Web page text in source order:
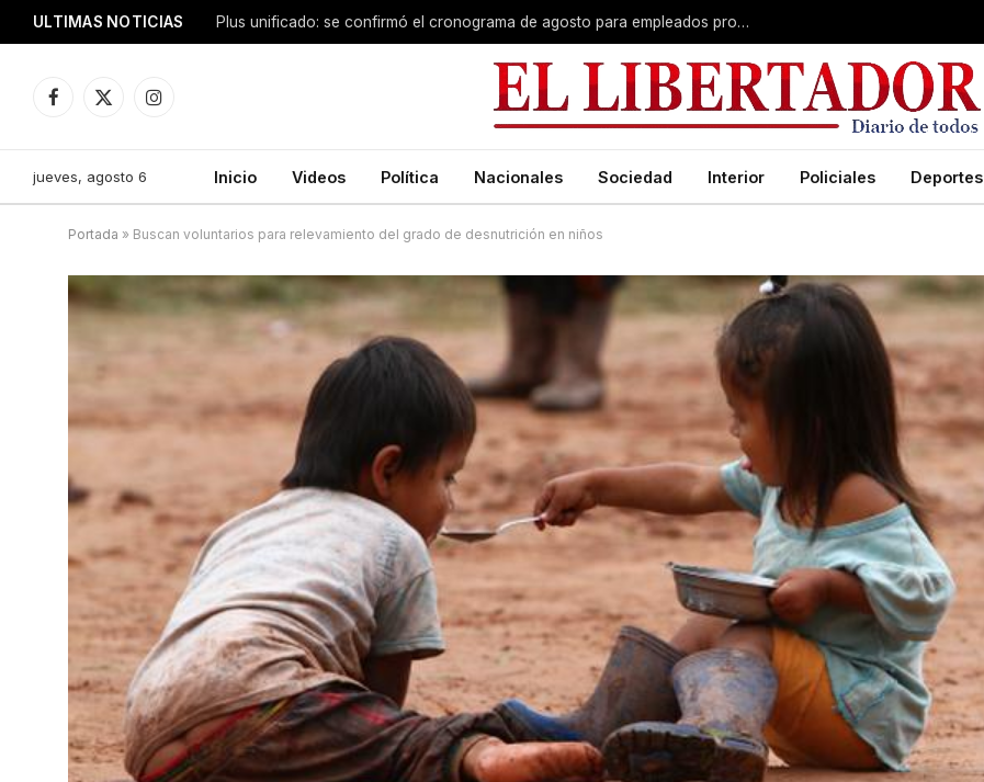
ULTIMAS NOTICIAS Plus unificado: se confirmó el cronograma de agosto para empleados provinciales
Facebook
X
Instagram
jueves, agosto 6 Inicio Videos Política Nacionales Sociedad Interior Policiales Deportes
Portada » Buscan voluntarios para relevamiento del grado de desnutrición en niños